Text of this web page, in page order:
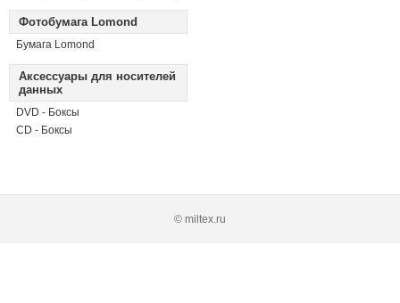
Фотобумага Lomond
Бумага Lomond
Аксессуары для носителей
данных
DVD - Боксы
CD - Боксы
© miltex.ru